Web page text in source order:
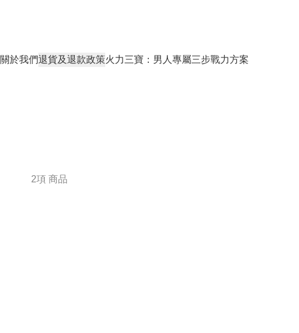
關於我們退貨及退款政策火力三寶：男人專屬三步戰力方案
2項 商品